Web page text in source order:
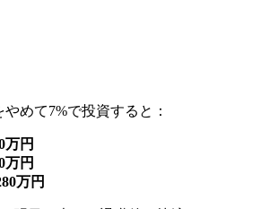
めて7%で投資すると：
万円
万円
万円